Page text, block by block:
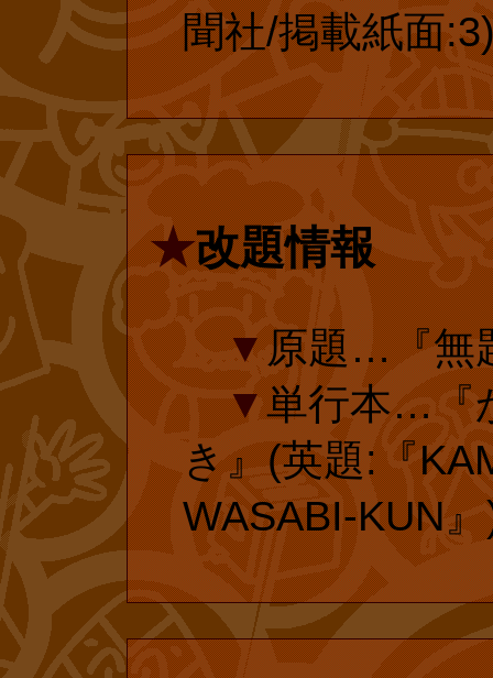
■絶版・
投票で復刻
復刊ドットコ
ップページで
絶版で手に入
コムにリクエ
数次第では再
せん。投票に
ですが、無料
い。
復刊ドットコ
れている『とべ
話単行本化にご
amazon.com.jp
投票有効期
延長手続き
聞社/掲載紙面
★改題情報
▼原題…『無
▼単行本…『
き』(英題:『
WASABI-KUN